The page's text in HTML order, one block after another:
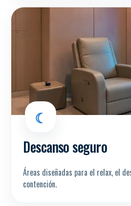
☾
Descanso seguro
Áreas diseñadas para el relax, el
contención.